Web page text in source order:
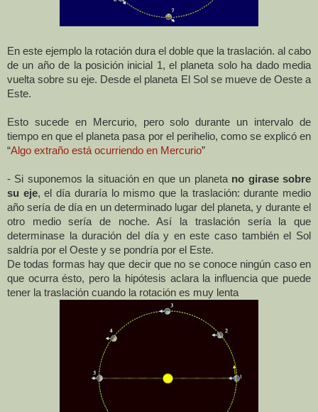
En este ejemplo la rotación dura el doble que la traslación. al cabo
de un año de la posición inicial 1, el planeta solo ha dado media
vuelta sobre su eje. Desde el planeta El Sol se mueve de Oeste a
Este.
Esto sucede en Mercurio, pero solo durante un intervalo de
tiempo en que el planeta pasa por el perihelio, como se explicó en
“Algo extraño está ocurriendo en Mercurio”
- Si suponemos la situación en que un planeta no girase sobre
su eje, el día duraría lo mismo que la traslación: durante medio
año sería de día en un determinado lugar del planeta, y durante el
otro medio sería de noche. Así la traslación sería la que
determinase la duración del día y en este caso también el Sol
saldría por el Oeste y se pondría por el Este.
De todas formas hay que decir que no se conoce ningún caso en
que ocurra ésto, pero la hipótesis aclara la influencia que puede
tener la traslación cuando la rotación es muy lenta